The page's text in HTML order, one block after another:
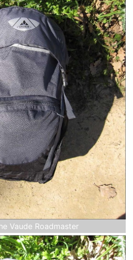
Vaude Roadmaster